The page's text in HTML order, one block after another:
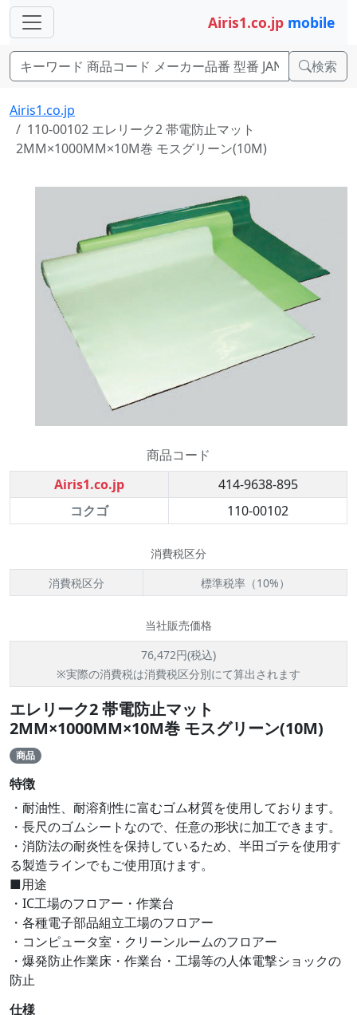
Airis1.co.jp mobile
検索
Airis1.co.jp
110-00102 エレリーク2 帯電防止マット
2MM×1000MM×10M巻 モスグリーン(10M)
商品コード
Airis1.co.jp
414-9638-895
コクゴ
110-00102
消費税区分
消費税区分
標準税率（10%）
当社販売価格
76,472円(税込)
※実際の消費税は消費税区分別にて算出されます
エレリーク2 帯電防止マット
2MM×1000MM×10M巻 モスグリーン(10M)
商品
特徴
・耐油性、耐溶剤性に富むゴム材質を使用しております。
・長尺のゴムシートなので、任意の形状に加工できます。
・消防法の耐炎性を保持しているため、半田ゴテを使用す
る製造ラインでもご使用頂けます。
■用途
・IC工場のフロアー・作業台
・各種電子部品組立工場のフロアー
・コンピュータ室・クリーンルームのフロアー
・爆発防止作業床・作業台・工場等の人体電撃ショックの
防止
仕様